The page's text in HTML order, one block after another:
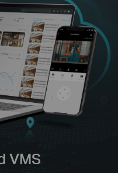
VMS